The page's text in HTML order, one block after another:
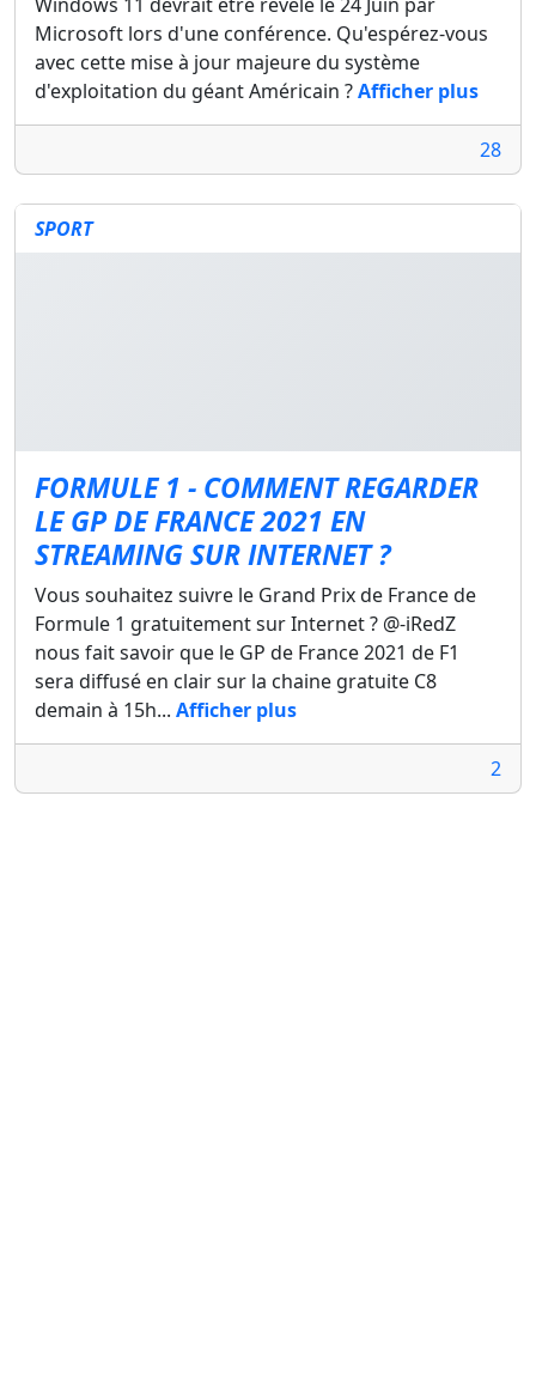
Microsoft lors d'une conférence. Qu'espérez-vous
avec cette mise à jour majeure du système
d'exploitation du géant Américain ?Afficher plus
28
SPORT
FORMULE 1 - COMMENT REGARDER
LE GP DE FRANCE 2021 EN
STREAMING SUR INTERNET ?
Vous souhaitez suivre le Grand Prix de France de
Formule 1 gratuitement sur Internet ? @-iRedZ
nous fait savoir que le GP de France 2021 de F1
sera diffusé en clair sur la chaine gratuite C8
demain à 15h... Afficher plus
2